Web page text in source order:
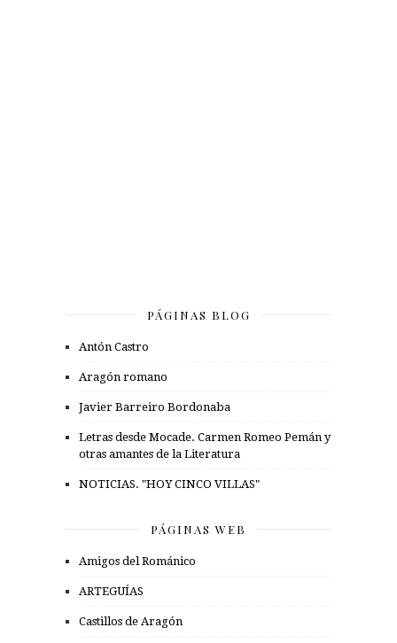
PÁGINAS BLOG
Antón Castro
Aragón romano
Javier Barreiro Bordonaba
Letras desde Mocade. Carmen Romeo Pemán y
otras amantes de la Literatura
NOTICIAS. "HOY CINCO VILLAS"
PÁGINAS WEB
Amigos del Románico
ARTEGUÍAS
Castillos de Aragón